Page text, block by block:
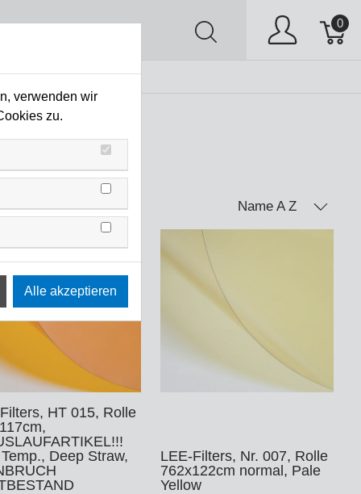
0
AV Stock Clearing
Name A Z
HT 015, Rolle
Deep Straw,
LEE-Filters, Nr. 007, Rolle
762x122cm normal, Pale
Yellow
verwenden wir
zu.